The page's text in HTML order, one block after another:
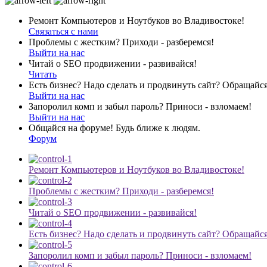
Ремонт Компьютеров и Ноутбуков во Владивостоке!
Связаться с нами
Проблемы с жестким? Приходи - разберемся!
Выйти на нас
Читай о SEO продвижении - развивайся!
Читать
Есть бизнес? Надо сделать и продвинуть сайт?
Выйти на нас
Запоролил комп и забыл пароль? Приноси - взломаем!
Выйти на нас
Общайся на форуме! Будь ближе к людям.
Форум
Ремонт Компьютеров и Ноутбуков во Владивостоке!
Проблемы с жестким? Приходи - разберемся!
Читай о SEO продвижении - развивайся!
Есть бизнес? Надо сделать и продвинуть сайт?
Запоролил комп и забыл пароль? Приноси - взломаем!